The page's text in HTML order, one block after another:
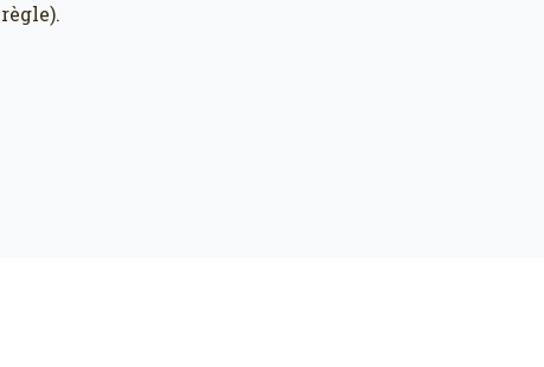
règle).